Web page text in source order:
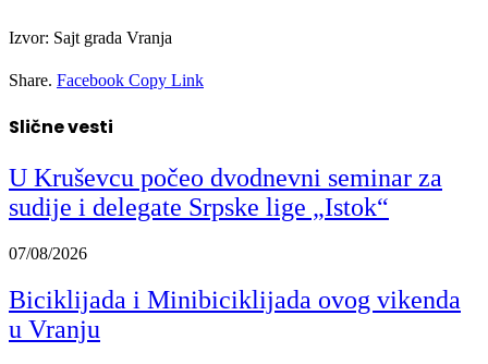
Izvor: Sajt grada Vranja
Share. Facebook Copy Link
Slične vesti
U Kruševcu počeo dvodnevni seminar za
sudije i delegate Srpske lige „Istok“
07/08/2026
Biciklijada i Minibiciklijada ovog vikenda
u Vranju